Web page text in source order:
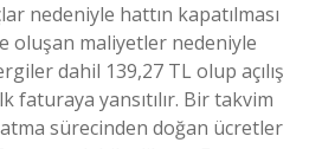
nedeniyle hattın kapatılması
oluşan maliyetler nedeniyle
dahil 139,27 TL olup açılış
faturaya yansıtılır. Bir takvim
sürecinden doğan ücretler